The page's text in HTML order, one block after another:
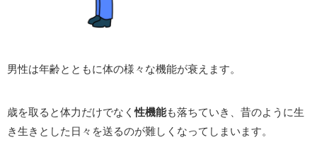
男性は年齢とともに体の様々な機能が衰えます。
歳を取ると体力だけでなく性機能も落ちていき、昔のように生
き生きとした日々を送るのが難しくなってしまいます。